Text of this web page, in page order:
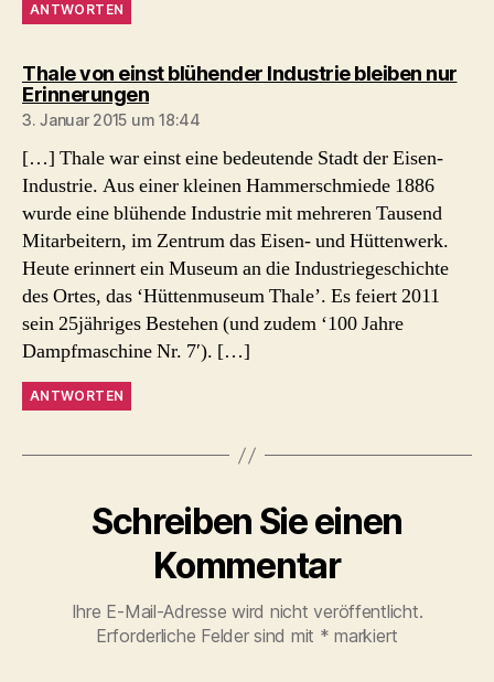
ANTWORTEN
Thale von einst blühender Industrie bleiben nur
Erinnerungensagt:
3. Januar 2015 um 18:44
[…] Thale war einst eine bedeutende Stadt der Eisen-
Industrie. Aus einer kleinen Hammerschmiede 1886
wurde eine blühende Industrie mit mehreren Tausend
Mitarbeitern, im Zentrum das Eisen- und Hüttenwerk.
Heute erinnert ein Museum an die Industriegeschichte
des Ortes, das ‘Hüttenmuseum Thale’. Es feiert 2011
sein 25jähriges Bestehen (und zudem ‘100 Jahre
Dampfmaschine Nr. 7′). […]
ANTWORTEN
Schreiben Sie einen
Kommentar
Ihre E-Mail-Adresse wird nicht veröffentlicht.
Erforderliche Felder sind mit * markiert